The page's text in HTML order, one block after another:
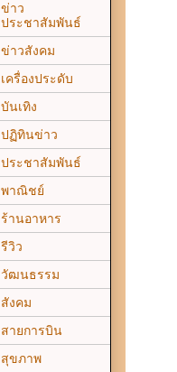
ข่าว
ประชาสัมพันธ์
ข่าวสังคม
เครื่องประดับ
บันเทิง
ปฏิทินข่าว
ประชาสัมพันธ์
พาณิชย์
ร้านอาหาร
รีวิว
วัฒนธรรม
สังคม
สายการบิน
สุขภาพ